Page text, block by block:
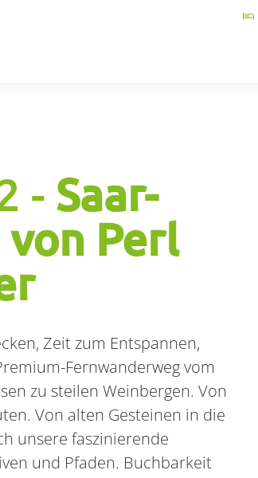
- Saar-
Perl
Zeit zum Entspannen,
Fernwanderweg vom
zu steilen Weinbergen. Von
Von alten Gesteinen in die
unsere faszinierende
und Pfaden. Buchbarkeit